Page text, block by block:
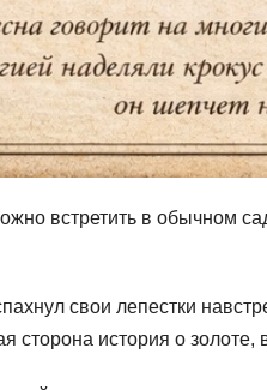
встретить в обычном
свои лепестки
сторона история о